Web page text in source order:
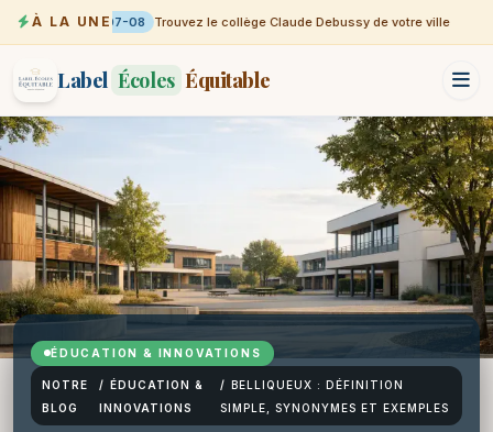
À LA UNE07-08 Trouvez le collège Claude Debussy de votre ville
Label Écoles Équitable
ÉDUCATION & INNOVATIONS
NOTRE
BLOG
/ ÉDUCATION &
INNOVATIONS
/ BELLIQUEUX : DÉFINITION
SIMPLE, SYNONYMES ET EXEMPLES